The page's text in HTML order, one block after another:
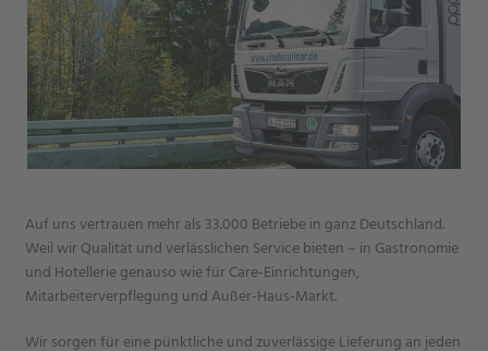
Auf uns vertrauen mehr als 33.000 Betriebe in ganz Deutschland.
Weil wir Qualität und verlässlichen Service bieten – in Gastronomie
und Hotellerie genauso wie für Care-Einrichtungen,
Mitarbeiterverpflegung und Außer-Haus-Markt.
Wir sorgen für eine pünktliche und zuverlässige Lieferung an jeden